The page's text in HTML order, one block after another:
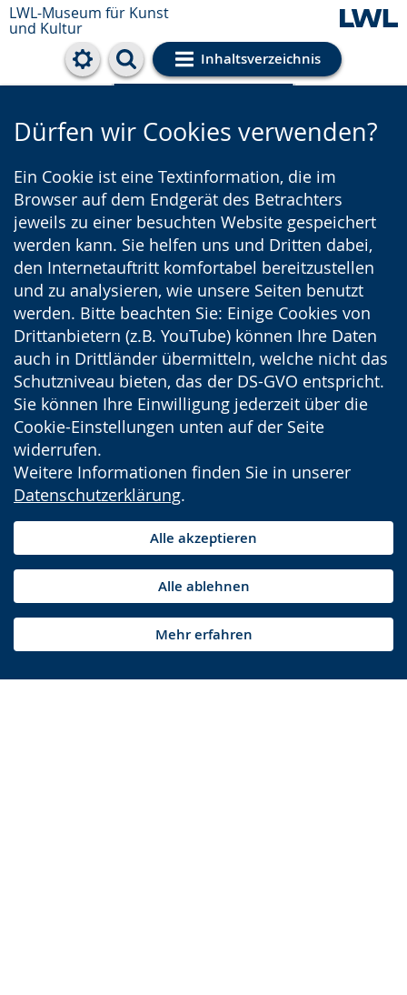
LWL-Museum für Kunst
und Kultur
Inhaltsverzeichnis
Cookie-Einstellungen
Dürfen wir Cookies verwenden?
Ein Cookie ist eine Textinformation, die im
Browser auf dem Endgerät des Betrachters
jeweils zu einer besuchten Website gespeichert
werden kann. Sie helfen uns und Dritten dabei,
den Internetauftritt komfortabel bereitzustellen
und zu analysieren, wie unsere Seiten benutzt
werden. Bitte beachten Sie: Einige Cookies von
Drittanbietern (z.B. YouTube) können Ihre Daten
auch in Drittländer übermitteln, welche nicht das
Schutzniveau bieten, das der DS-GVO entspricht.
Sie können Ihre Einwilligung jederzeit über die
Cookie-Einstellungen unten auf der Seite
widerrufen.
Weitere Informationen finden Sie in unserer
Datenschutzerklärung.
Alle akzeptieren
Alle ablehnen
Mehr erfahren